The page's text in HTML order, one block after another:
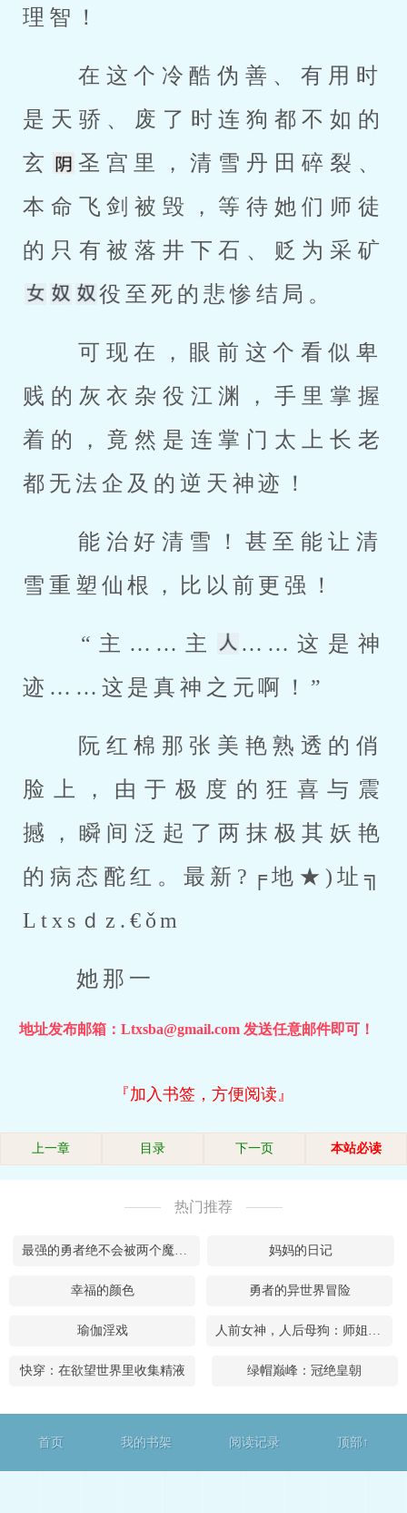
理智！
是天骄、废了时连狗都不如的
玄
圣宫里，清雪丹田碎裂、
本命飞剑被毁，等待她们师徒
的只有被落井下石、贬为采矿
役至死的悲惨结局。
贱的灰衣杂役江渊，手里掌握
着的，竟然是连掌门太上长老
都无法企及的逆天神迹！
雪重塑仙根，比以前更强！
“主……主
……这是神
迹……这是真神之元啊！”
脸上，由于极度的狂喜与震
撼，瞬间泛起了两抹极其妖艳
的病态酡红。最新?╒地★)址╗
Ltxsｄz.€ǒm
她那一
地址发布邮箱：Ltxsba@gmail.com 发送任意邮件即可！
『加入书签，方便阅读』
上一章 目录 下一页 本站必读
热门推荐
最强的勇者绝不会被两个魔女榨干 妈妈的日记
幸福的颜色 勇者的异世界冒险
瑜伽淫戏 人前女神，人后母狗：师姐的大学日记
快穿：在欲望世界里收集精液 绿帽巅峰：冠绝皇朝
首页 我的书架 阅读记录 顶部↑